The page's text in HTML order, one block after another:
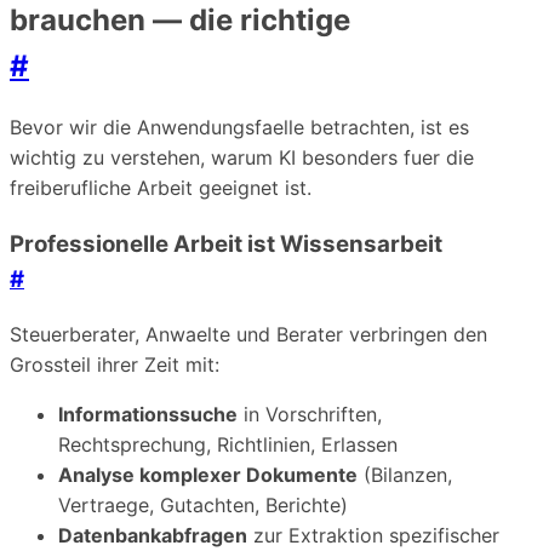
brauchen — die richtige
#
Bevor wir die Anwendungsfaelle betrachten, ist es
wichtig zu verstehen, warum KI besonders fuer die
freiberufliche Arbeit geeignet ist.
Professionelle Arbeit ist Wissensarbeit
#
Steuerberater, Anwaelte und Berater verbringen den
Grossteil ihrer Zeit mit:
Informationssuche in Vorschriften,
Rechtsprechung, Richtlinien, Erlassen
Analyse komplexer Dokumente (Bilanzen,
Vertraege, Gutachten, Berichte)
Datenbankabfragen zur Extraktion spezifischer